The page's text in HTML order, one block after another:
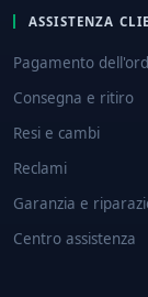
ASSISTENZA
Pagamento
Consegna e ritiro
Resi e cambi
Reclami
Garanzia e
Centro assistenza